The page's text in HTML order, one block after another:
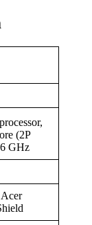
(2P
GHz